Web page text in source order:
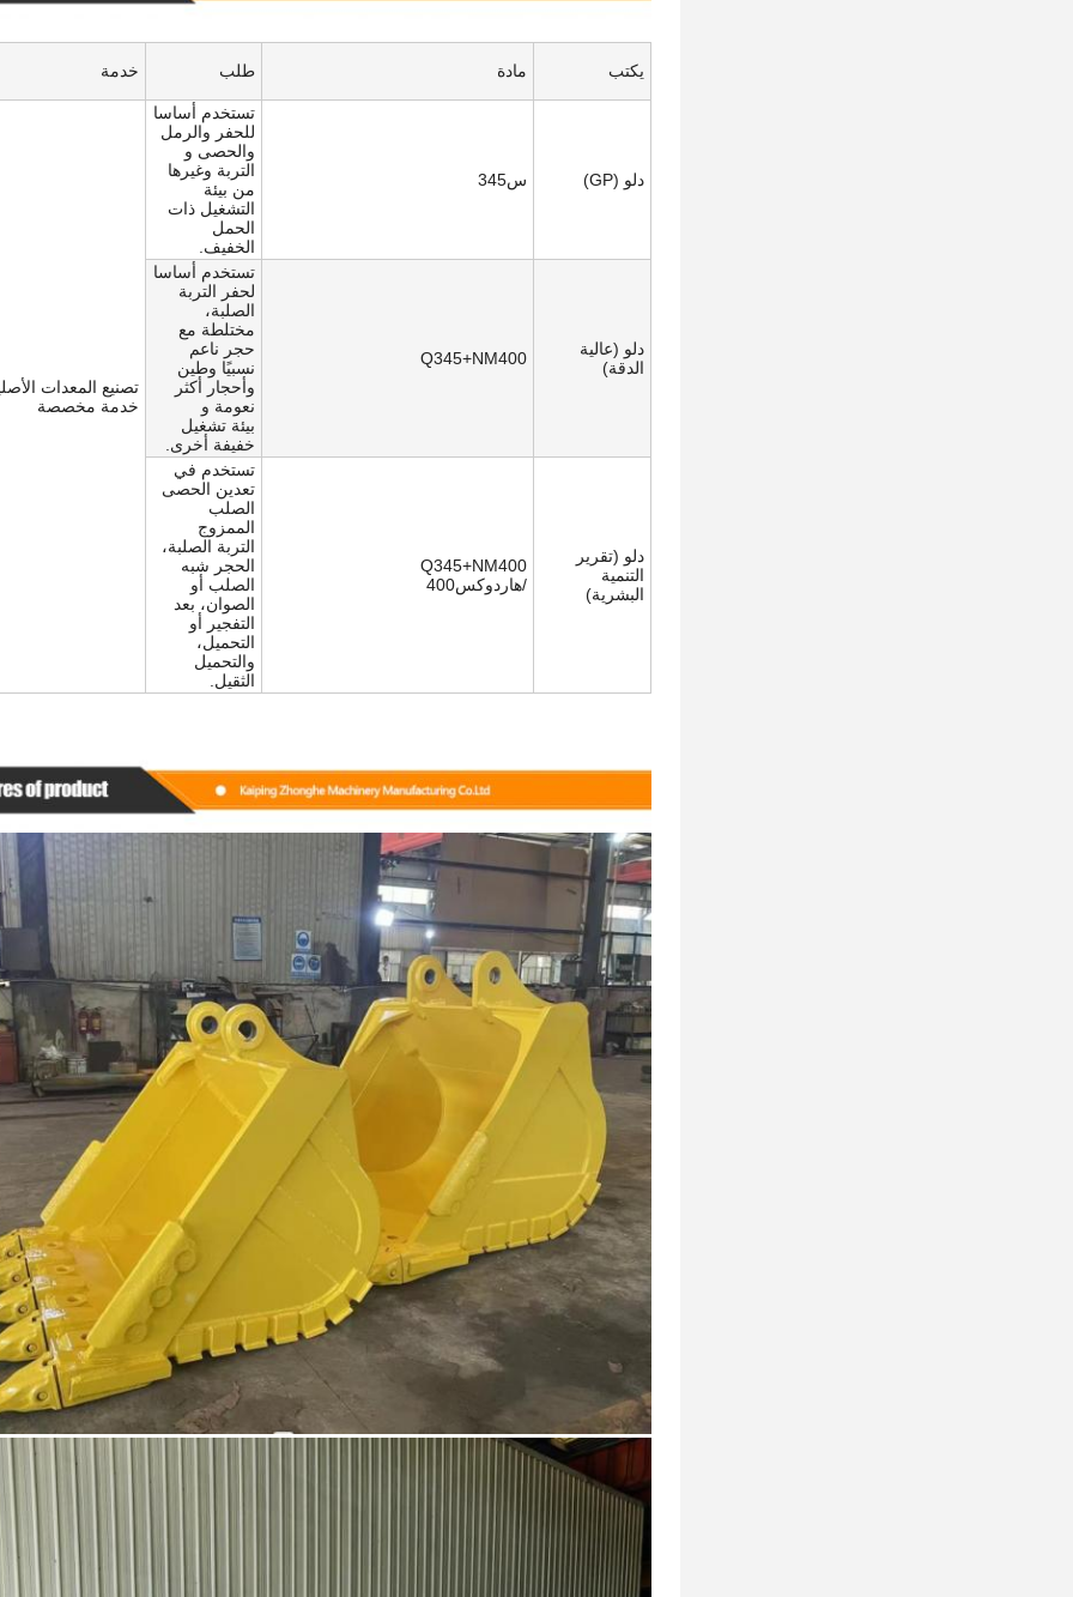
يكتب مادة طلب خدمة
دلو (GP) س345
تستخدم أساسا
للحفر والرمل
والحصى و
التربة وغيرها
من بيئة
التشغيل ذات
الحمل
الخفيف.
تصنيع المعدات
خدمة مخصصة
دلو (عالية
الدقة)
Q345+NM400
تستخدم أساسا
لحفر التربة
الصلبة،
مختلطة مع
حجر ناعم
نسبيًا وطين
وأحجار أكثر
نعومة و
بيئة تشغيل
خفيفة أخرى.
دلو (تقرير
التنمية
البشرية)
Q345+NM400
/هاردوكس400
تستخدم في
تعدين الحصى
الصلب
الممزوج
التربة الصلبة،
الحجر شبه
الصلب أو
الصوان، بعد
التفجير أو
التحميل،
والتحميل
الثقيل.